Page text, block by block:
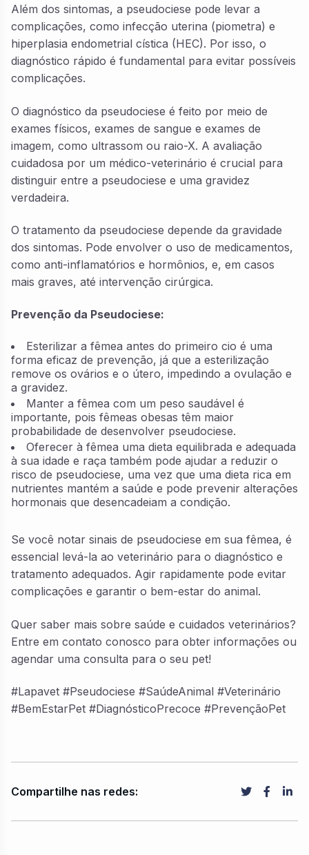
Além dos sintomas, a pseudociese pode levar a
complicações, como infecção uterina (piometra) e
hiperplasia endometrial cística (HEC). Por isso, o
diagnóstico rápido é fundamental para evitar possíveis
complicações.
O diagnóstico da pseudociese é feito por meio de
exames físicos, exames de sangue e exames de
imagem, como ultrassom ou raio-X. A avaliação
cuidadosa por um médico-veterinário é crucial para
distinguir entre a pseudociese e uma gravidez
verdadeira.
O tratamento da pseudociese depende da gravidade
dos sintomas. Pode envolver o uso de medicamentos,
como anti-inflamatórios e hormônios, e, em casos
mais graves, até intervenção cirúrgica.
Prevenção da Pseudociese:
Esterilizar a fêmea antes do primeiro cio é uma
forma eficaz de prevenção, já que a esterilização
remove os ovários e o útero, impedindo a ovulação e
a gravidez.
Manter a fêmea com um peso saudável é
importante, pois fêmeas obesas têm maior
probabilidade de desenvolver pseudociese.
Oferecer à fêmea uma dieta equilibrada e adequada
à sua idade e raça também pode ajudar a reduzir o
risco de pseudociese, uma vez que uma dieta rica em
nutrientes mantém a saúde e pode prevenir alterações
hormonais que desencadeiam a condição.
Se você notar sinais de pseudociese em sua fêmea, é
essencial levá-la ao veterinário para o diagnóstico e
tratamento adequados. Agir rapidamente pode evitar
complicações e garantir o bem-estar do animal.
Quer saber mais sobre saúde e cuidados veterinários?
Entre em contato conosco para obter informações ou
agendar uma consulta para o seu pet!
#Lapavet #Pseudociese #SaúdeAnimal #Veterinário
#BemEstarPet #DiagnósticoPrecoce #PrevençãoPet
Compartilhe nas redes: